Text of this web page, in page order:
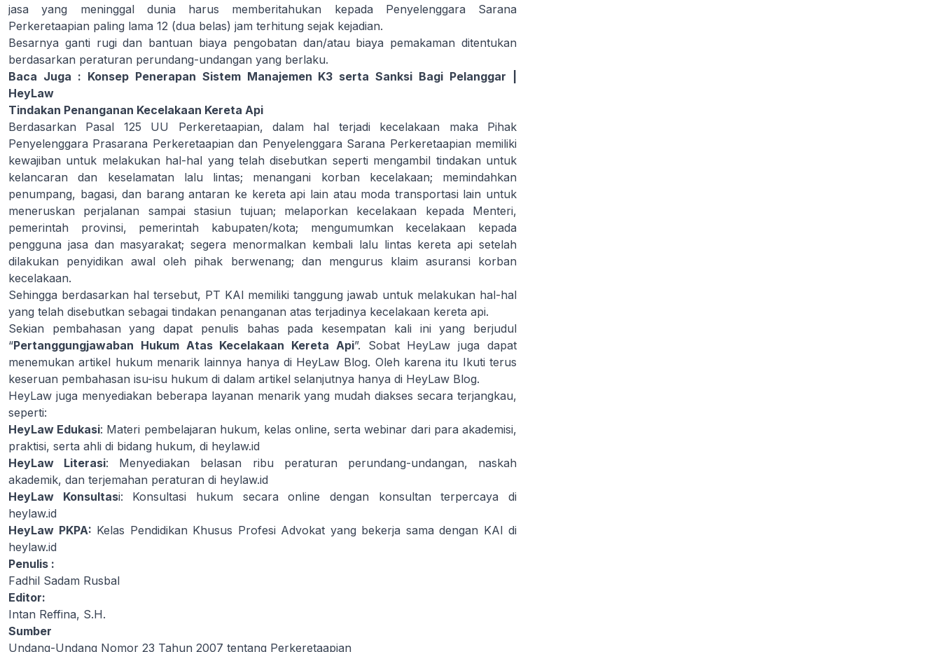
jasa yang meninggal dunia harus memberitahukan kepada Penyelenggara Sarana
Perkeretaapian paling lama 12 (dua belas) jam terhitung sejak kejadian.
Besarnya ganti rugi dan bantuan biaya pengobatan dan/atau biaya pemakaman ditentukan
berdasarkan peraturan perundang-undangan yang berlaku.
Baca Juga : Konsep Penerapan Sistem Manajemen K3 serta Sanksi Bagi Pelanggar |
HeyLaw
Tindakan Penanganan Kecelakaan Kereta Api
Berdasarkan Pasal 125 UU Perkeretaapian, dalam hal terjadi kecelakaan maka Pihak
Penyelenggara Prasarana Perkeretaapian dan Penyelenggara Sarana Perkeretaapian memiliki
kewajiban untuk melakukan hal-hal yang telah disebutkan seperti mengambil tindakan untuk
kelancaran dan keselamatan lalu lintas; menangani korban kecelakaan; memindahkan
penumpang, bagasi, dan barang antaran ke kereta api lain atau moda transportasi lain untuk
meneruskan perjalanan sampai stasiun tujuan; melaporkan kecelakaan kepada Menteri,
pemerintah provinsi, pemerintah kabupaten/kota; mengumumkan kecelakaan kepada
pengguna jasa dan masyarakat; segera menormalkan kembali lalu lintas kereta api setelah
dilakukan penyidikan awal oleh pihak berwenang; dan mengurus klaim asuransi korban
kecelakaan.
Sehingga berdasarkan hal tersebut, PT KAI memiliki tanggung jawab untuk melakukan hal-hal
yang telah disebutkan sebagai tindakan penanganan atas terjadinya kecelakaan kereta api.
Sekian pembahasan yang dapat penulis bahas pada kesempatan kali ini yang berjudul
“Pertanggungjawaban Hukum Atas Kecelakaan Kereta Api”. Sobat HeyLaw juga dapat
menemukan artikel hukum menarik lainnya hanya di HeyLaw Blog. Oleh karena itu Ikuti terus
keseruan pembahasan isu-isu hukum di dalam artikel selanjutnya hanya di HeyLaw Blog.
HeyLaw juga menyediakan beberapa layanan menarik yang mudah diakses secara terjangkau,
seperti:
HeyLaw Edukasi: Materi pembelajaran hukum, kelas online, serta webinar dari para akademisi,
praktisi, serta ahli di bidang hukum, di heylaw.id
HeyLaw Literasi: Menyediakan belasan ribu peraturan perundang-undangan, naskah
akademik, dan terjemahan peraturan di heylaw.id
HeyLaw Konsultasi: Konsultasi hukum secara online dengan konsultan terpercaya di
heylaw.id
HeyLaw PKPA: Kelas Pendidikan Khusus Profesi Advokat yang bekerja sama dengan KAI di
heylaw.id
Penulis :
Fadhil Sadam Rusbal
Editor:
Intan Reffina, S.H.
Sumber
Undang-Undang Nomor 23 Tahun 2007 tentang Perkeretaapian